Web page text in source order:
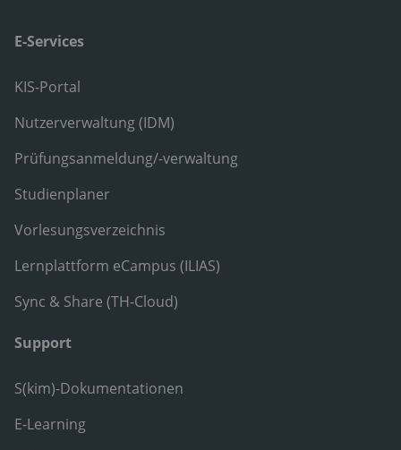
E-Services
KIS-Portal
Nutzerverwaltung (IDM)
Prüfungsanmeldung/-verwaltung
Studienplaner
Vorlesungsverzeichnis
Lernplattform eCampus (ILIAS)
Sync & Share (TH-Cloud)
Support
S(kim)-Dokumentationen
E-Learning